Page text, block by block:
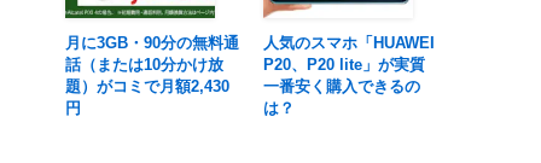
月に3GB・90分の無料通
話（または10分かけ放
題）がコミで月額2,430
円
人気のスマホ「HUAWEI
P20、P20 lite」が実質
一番安く購入できるの
は？